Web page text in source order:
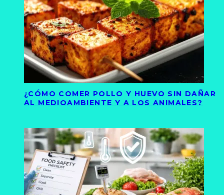
¿CÓMO COMER POLLO Y HUEVO SIN DAÑAR
AL MEDIOAMBIENTE Y A LOS ANIMALES?